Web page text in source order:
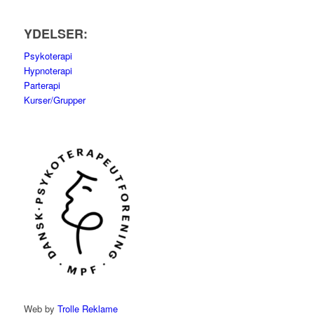
YDELSER:
Psykoterapi
Hypnoterapi
Parterapi
Kurser/Grupper
Web by Trolle Reklame